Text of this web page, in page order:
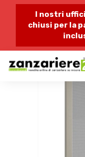
I nostri
chiusi per la